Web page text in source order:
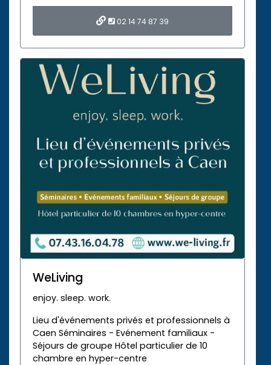
02 14 74 87 39
WeLiving
enjoy. sleep. work.
Lieu d'événements privés et professionnels à
Caen Séminaires - Evénement familiaux -
Séjours de groupe Hôtel particulier de 10
chambre en hyper-centre